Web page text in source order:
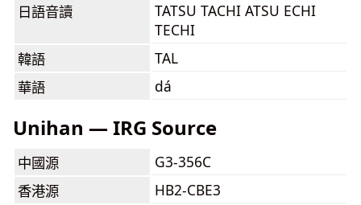
日語音讀
TATSU TACHI ATSU ECHI
TECHI
韓語
TAL
華語
dá
Unihan — IRG Source
中國源
G3-356C
香港源
HB2-CBE3